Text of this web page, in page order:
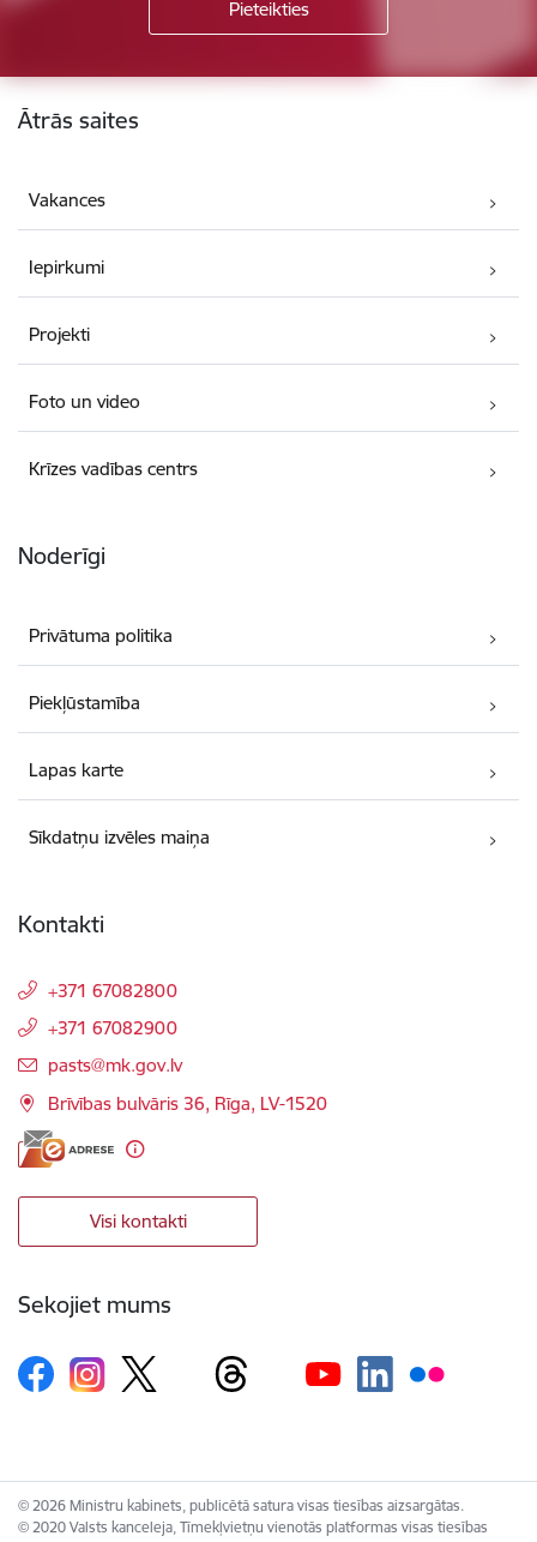
Kājene
Ātrās saites
Vakances
Iepirkumi
Projekti
Foto un video
Krīzes vadības centrs
Noderīgi
Privātuma politika
Piekļūstamība
Lapas karte
Sīkdatņu izvēles maiņa
Kontakti
+371 67082800
+371 67082900
E-pasts:
pasts@mk.gov.lv
Brīvības bulvāris 36, Rīga, LV-1520
Visi kontakti
Sekojiet mums
© 2026 Ministru kabinets, publicētā satura visas tiesības aizsargātas.
© 2020 Valsts kanceleja, Tīmekļvietņu vienotās platformas visas tiesības